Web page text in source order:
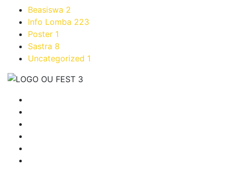
Beasiswa 2
Info Lomba 223
Poster 1
Sastra 8
Uncategorized 1